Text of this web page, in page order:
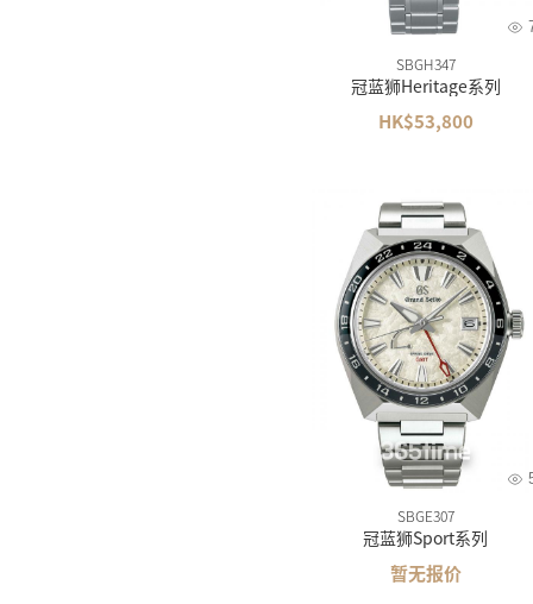
SBGH347
冠蓝狮Heritage系列
HK$53,800
SBGE307
冠蓝狮Sport系列
暂无报价